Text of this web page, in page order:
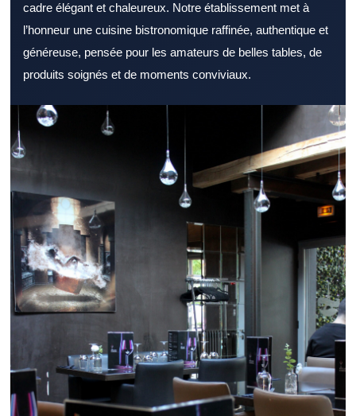
cadre élégant et chaleureux. Notre établissement met à
l’honneur une cuisine bistronomique raffinée, authentique et
généreuse, pensée pour les amateurs de belles tables, de
produits soignés et de moments conviviaux.
Opter pour un Restaurant Val de Marne bien situé peut faire
toute la différence pour une sortie. Un Restaurant Val de Marne
peut séduire aussi bien les habitants que les visiteurs de
passage. Le confort d’un Restaurant Val de Marne améliore
nettement le moment passé à table. Une sélection de plats
cohérente valorise efficacement un Restaurant Val de Marne. Un
Restaurant Val de Marne convaincant accorde une grande
importance à la qualité des produits. La qualité du service
contribue directement à l’image d’un Restaurant Val de Marne.
La proximité des transports peut renforcer l’intérêt d’un
Restaurant Val de Marne. Pour la pause méridienne, un
Restaurant Val de Marne dynamique attire naturellement. Pour
un dîner convivial, un Restaurant Val de Marne avec une belle
ambiance est apprécié. Pour recevoir des partenaires, un
Restaurant Val de Marne sérieux peut être pertinent. La maîtrise
des prix renforce la satisfaction des clients d’un Restaurant Val
de Marne. La personnalité culinaire d’un Restaurant Val de
Marne repose souvent sur ses spécialités. Un Restaurant Val de
Marne sérieux veille à maintenir le même niveau d’exigence. Les
expériences partagées donnent une première idée d’un